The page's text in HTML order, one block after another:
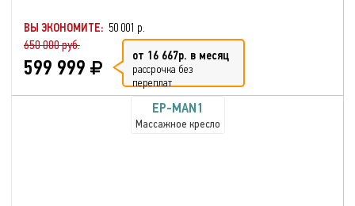
ВЫ ЭКОНОМИТЕ: 50 001 р.
650 000 руб.
599 999 от 16 667р. в месяц
рассрочка без
переплат
EP-MAN1
Массажное кресло